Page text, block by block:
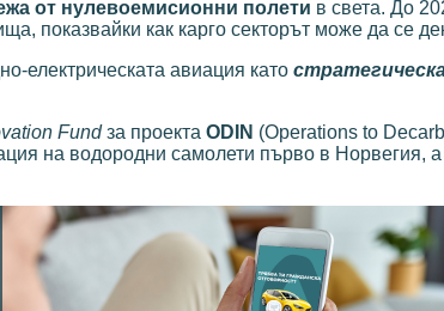
от нулевоемисионни полети в света. До
показвайки как карго секторът може да се
електрическата авиация като
Fundза проекта ODIN (Operations to
на водородни самолети първо в Норвегия,